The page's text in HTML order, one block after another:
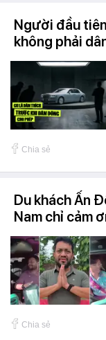
Người đầu
không phải
Chia sẻ
Du khách Ấn
Nam chỉ cảm
Chia sẻ